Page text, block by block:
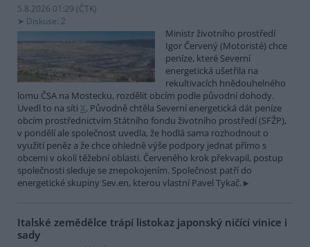
5.8.2026 01:29 (ČTK)
Diskuse: 2
Ministr životního prostředí
Igor Červený (Motoristé) chce
peníze, které Severní
energetická ušetřila na
rekultivacích hnědouhelného
lomu ČSA na Mostecku, rozdělit obcím podle původní dohody.
Uvedl to na síti X. Původně chtěla Severní energetická dát peníze
obcím prostřednictvím Státního fondu životního prostředí (SFŽP),
v pondělí ale společnost uvedla, že hodlá sama rozhodnout o
využití peněz a že chce ohledně výše podpory jednat přímo s
obcemi v okolí těžební oblasti. Červeného krok překvapil, postup
společnosti sleduje se znepokojením. Společnost patří do
energetické skupiny Sev.en, kterou vlastní Pavel Tykač.
Italské zemědělce trápí listokaz japonský ničící vinice i
sady